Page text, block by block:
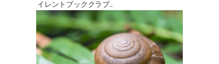
イレントブッククラブ...